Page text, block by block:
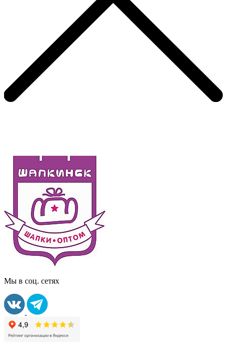
Мы в соц. сетях